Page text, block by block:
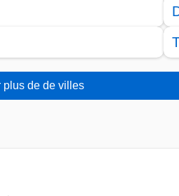
plus de de villes